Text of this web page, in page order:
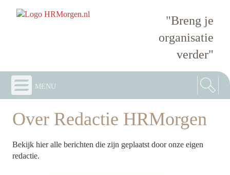
"Breng je
organisatie
verder"
menu
Over Redactie HRMorgen
Bekijk hier alle berichten die zijn geplaatst door onze eigen
redactie.